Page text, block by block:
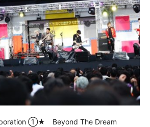
①★ Beyond The Dream